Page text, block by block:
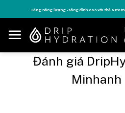
to
content
Tăng năng lượng - sống đỉnh cao với thẻ
Đánh giá
Minhanh